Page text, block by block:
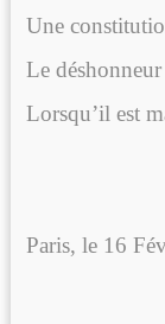
Une
Le
Lorsqu’il est
Paris, le 16